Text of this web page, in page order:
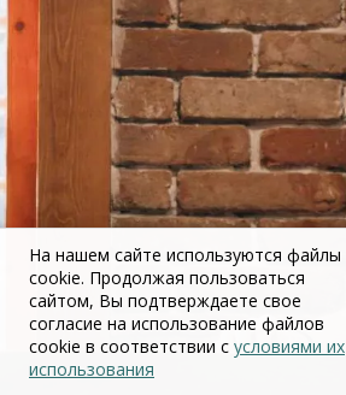
На нашем сайте используются файлы
cookie. Продолжая пользоваться
сайтом, Вы подтверждаете свое
согласие на использование файлов
cookie в соответствии с условиями их
использования